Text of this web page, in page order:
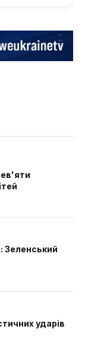
Зеленський
ударів